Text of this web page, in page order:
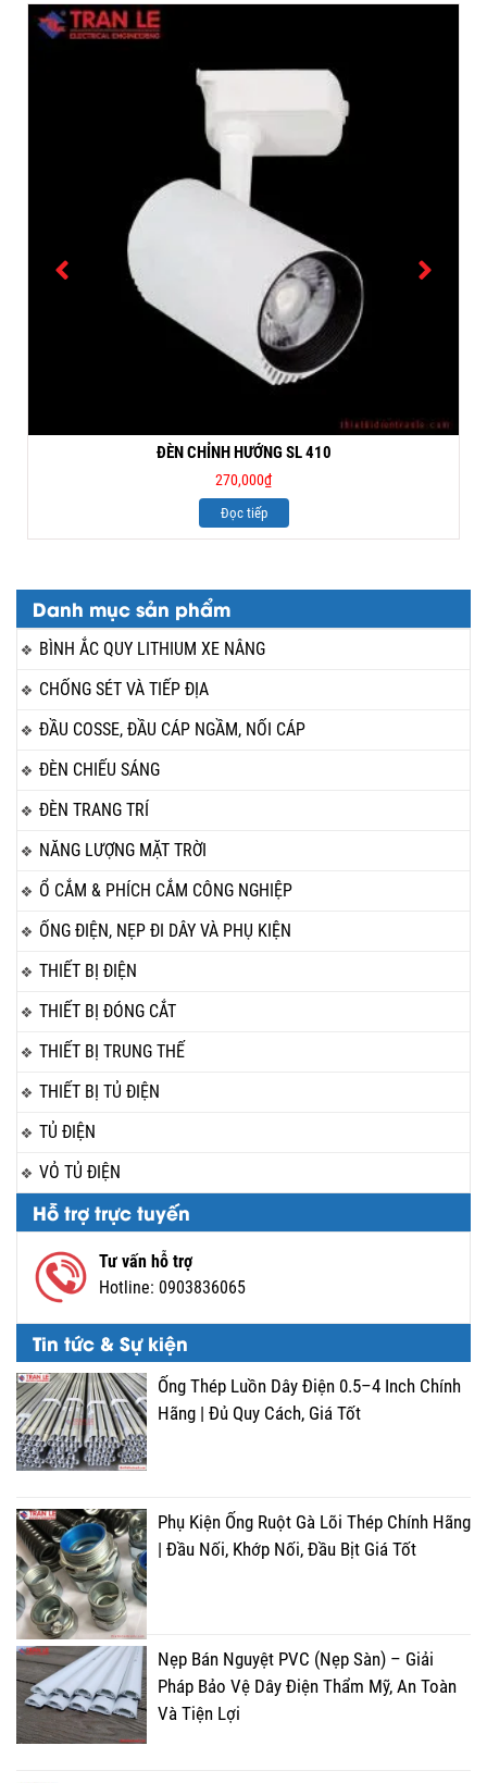
Danh mục sản phẩm
BÌNH ẮC QUY LITHIUM XE NÂNG
CHỐNG SÉT VÀ TIẾP ĐỊA
ĐẦU COSSE, ĐẦU CÁP NGẦM, NỐI CÁP
ĐÈN CHIẾU SÁNG
ĐÈN TRANG TRÍ
NĂNG LƯỢNG MẶT TRỜI
Ổ CẮM & PHÍCH CẮM CÔNG NGHIỆP
ỐNG ĐIỆN, NẸP ĐI DÂY VÀ PHỤ KIỆN
THIẾT BỊ ĐIỆN
THIẾT BỊ ĐÓNG CẮT
THIẾT BỊ TRUNG THẾ
THIẾT BỊ TỦ ĐIỆN
TỦ ĐIỆN
VỎ TỦ ĐIỆN
Hỗ trợ trực tuyến
Tư vấn hỗ trợ
Hotline: 0903836065
Tin tức & Sự kiện
Ống Thép Luồn Dây Điện 0.5–4 Inch Chính
Hãng | Đủ Quy Cách, Giá Tốt
Phụ Kiện Ống Ruột Gà Lõi Thép Chính Hãng
| Đầu Nối, Khớp Nối, Đầu Bịt Giá Tốt
Nẹp Bán Nguyệt PVC (Nẹp Sàn) – Giải
Pháp Bảo Vệ Dây Điện Thẩm Mỹ, An Toàn
Và Tiện Lợi
ĐÈN CHỈNH HƯỚNG SL 410
270,000₫
Đọc tiếp